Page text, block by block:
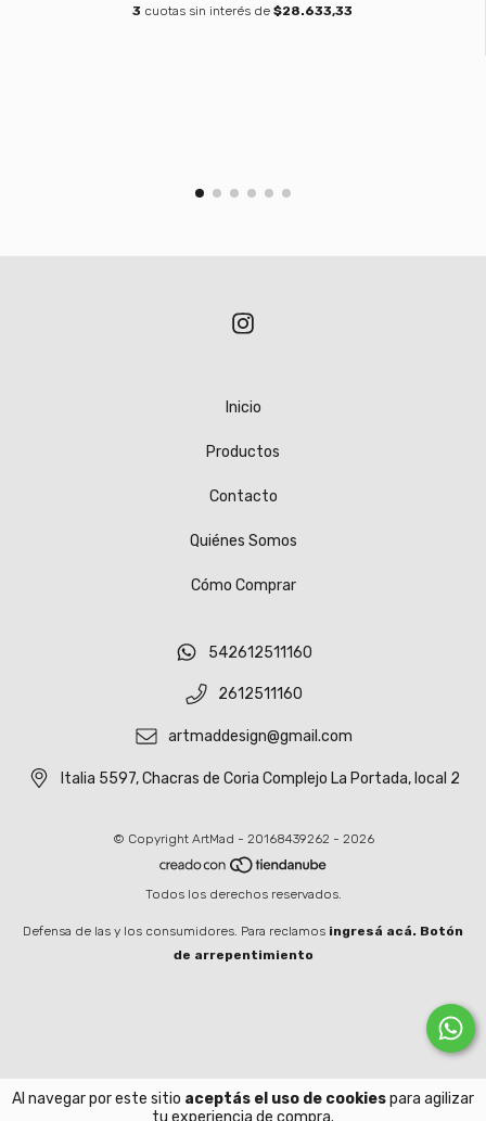
Al navegar por este sitio aceptás el uso de cookiespara agilizar
tu experiencia de compra.
3 cuotas sin interés de $28.633,33
Inicio
Productos
Contacto
Quiénes Somos
Cómo Comprar
542612511160
2612511160
artmaddesign@gmail.com
Italia 5597, Chacras de Coria Complejo La Portada, local 2
© Copyright ArtMad - 20168439262 - 2026
Todos los derechos reservados.
Defensa de las y los consumidores. Para reclamos ingresá acá. Botón
de arrepentimiento